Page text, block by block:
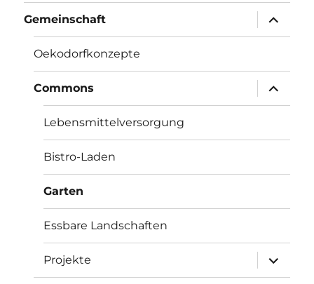
Gemeinschaft
anzeigen
Oekodorfkonzepte
Commons
anzeigen
Lebensmittelversorgung
Bistro-Laden
Garten
Essbare Landschaften
Projekte
anzeigen